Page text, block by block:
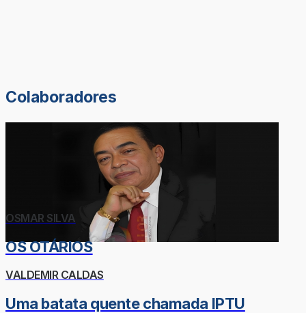
Colaboradores
OSMAR SILVA
OS OTÁRIOS
VALDEMIR CALDAS
Uma batata quente chamada IPTU